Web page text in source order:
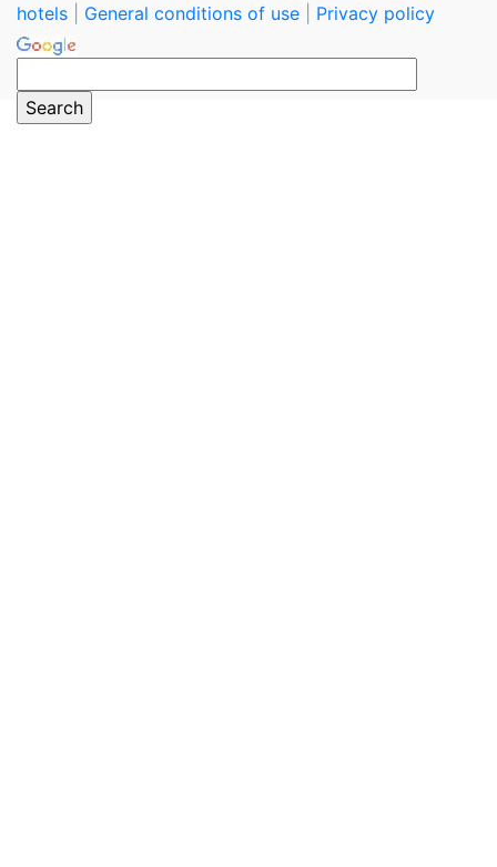
hotels
General conditions of use Privacy policy